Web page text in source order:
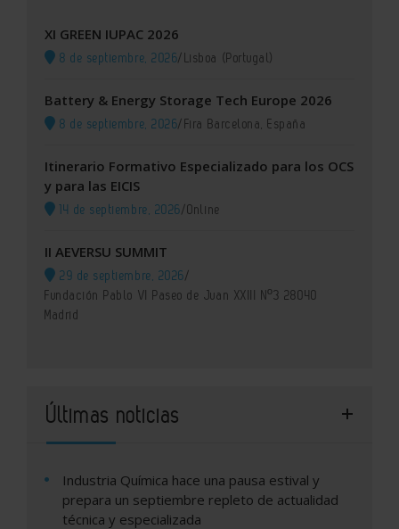
XI GREEN IUPAC 2026
8 de septiembre, 2026/Lisboa (Portugal)
Battery & Energy Storage Tech Europe 2026
8 de septiembre, 2026/Fira Barcelona, España
Itinerario Formativo Especializado para los OCS
y para las EICIS
14 de septiembre, 2026/Online
II AEVERSU SUMMIT
29 de septiembre, 2026/
Fundación Pablo VI Paseo de Juan XXIII Nº3 28040
Madrid
Últimas noticias
Industria Química hace una pausa estival y
prepara un septiembre repleto de actualidad
técnica y especializada